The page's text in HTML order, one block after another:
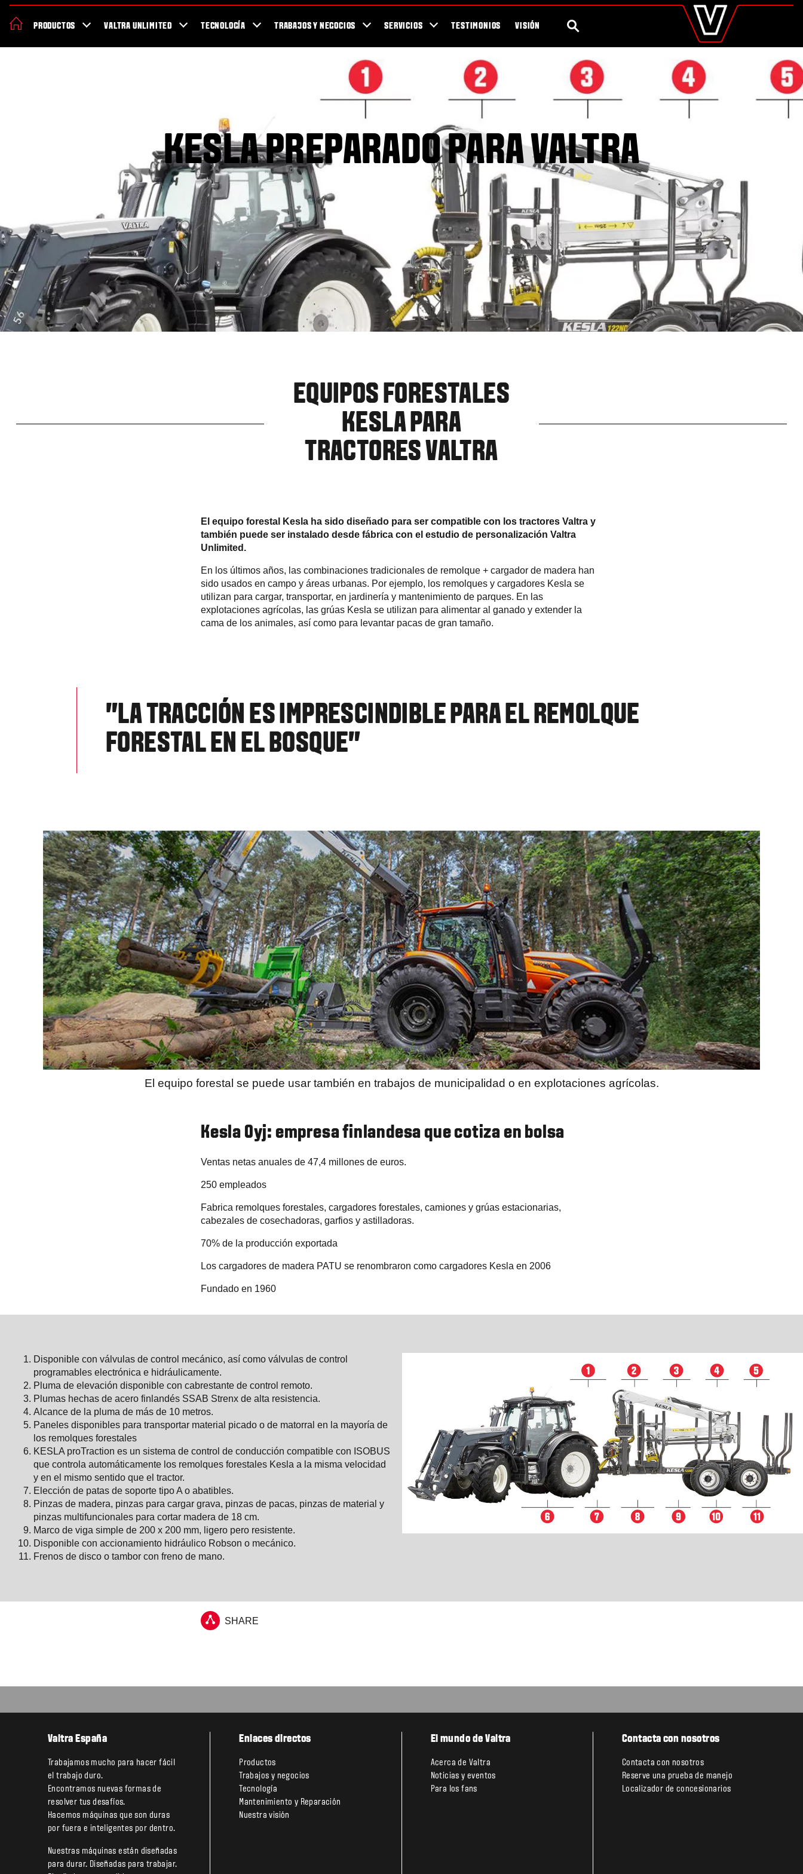
Salud y seguridad trabajando
valtra.es
Belgium
Czech Republic
Denmark
Hungary
Italy
Latvia
Lithuania
The Netherlands
Norway
Poland
Portugal
Slovakia
Spain
Sweden
United Kingdom
Eastern Europe
PRODUCTOS VALTRA UNLIMITED TECNOLOGÍA TRABAJOS Y NEGOCIOS SERVICIOS TESTIMONIOS VISIÓN BÚSQUEDA
KESLAPREPARADO PARA VALTRA
EQUIPOS FORESTALES
KESLA PARA
TRACTORES VALTRA
El equipo forestal Kesla ha sido diseñado para ser compatible con los tractores Valtra y
también puede ser instalado desde fábrica con el estudio de personalización Valtra
Unlimited.
En los últimos años, las combinaciones tradicionales de remolque + cargador de madera han
sido usados en campo y áreas urbanas. Por ejemplo, los remolques y cargadores Kesla se
utilizan para cargar, transportar, en jardinería y mantenimiento de parques. En las
explotaciones agrícolas, las grúas Kesla se utilizan para alimentar al ganado y extender la
cama de los animales, así como para levantar pacas de gran tamaño.
"LA TRACCIÓN ES IMPRESCINDIBLE PARA EL REMOLQUE
FORESTAL EN EL BOSQUE"
El equipo forestal se puede usar también en trabajos de municipalidad o en explotaciones agrícolas.
Kesla Oyj: empresa finlandesa que cotiza en bolsa
Ventas netas anuales de 47,4 millones de euros.
250 empleados
Fabrica remolques forestales, cargadores forestales, camiones y grúas estacionarias,
cabezales de cosechadoras, garfios y astilladoras.
70% de la producción exportada
Los cargadores de madera PATU se renombraron como cargadores Kesla en 2006
Fundado en 1960
Disponible con válvulas de control mecánico, así como válvulas de control
programables electrónica e hidráulicamente.
Pluma de elevación disponible con cabrestante de control remoto.
Plumas hechas de acero finlandés SSAB Strenx de alta resistencia.
Alcance de la pluma de más de 10 metros.
Paneles disponibles para transportar material picado o de matorral en la mayoría de
los remolques forestales
KESLA proTraction es un sistema de control de conducción compatible con ISOBUS
que controla automáticamente los remolques forestales Kesla a la misma velocidad
y en el mismo sentido que el tractor.
Elección de patas de soporte tipo A o abatibles.
Pinzas de madera, pinzas para cargar grava, pinzas de pacas, pinzas de material y
pinzas multifuncionales para cortar madera de 18 cm.
Marco de viga simple de 200 x 200 mm, ligero pero resistente.
Disponible con accionamiento hidráulico Robson o mecánico.
Frenos de disco o tambor con freno de mano.
SHARE
Valtra España
Trabajamos mucho para hacer fácil
el trabajo duro.
Encontramos nuevas formas de
resolver tus desafíos.
Hacemos máquinas que son duras
por fuera e inteligentes por dentro.
Nuestras máquinas están diseñadas
para durar. Diseñadas para trabajar.
Enlaces directos
Productos
Trabajos y negocios
Tecnología
Mantenimiento y Reparación
Nuestra visión
El mundo de Valtra
Acerca de Valtra
Noticias y eventos
Para los fans
Contacta con nosotros
Contacta con nosotros
Reserve una prueba de manejo
Localizador de concesionarios